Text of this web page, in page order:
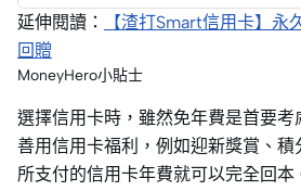
延伸閱讀：
【渣打Smart信用卡】永
回贈
MoneyHero小貼士
選擇信用卡時，雖然免年費是首要
善用信用卡福利，例如迎新獎賞、積
所支付的信用卡年費就可以完全回